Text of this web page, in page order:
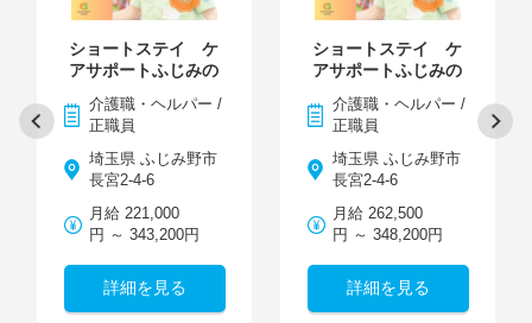
ショートステイ ケ
アサポートふじみの
介護職・ヘルパー /
正職員
埼玉県 ふじみ野市
長宮2-4-6
月給 221,000
円 ～ 343,200円
詳細を見る
ショートステイ ケ
アサポートふじみの
介護職・ヘルパー /
正職員
埼玉県 ふじみ野市
長宮2-4-6
月給 262,500
円 ～ 348,200円
詳細を見る